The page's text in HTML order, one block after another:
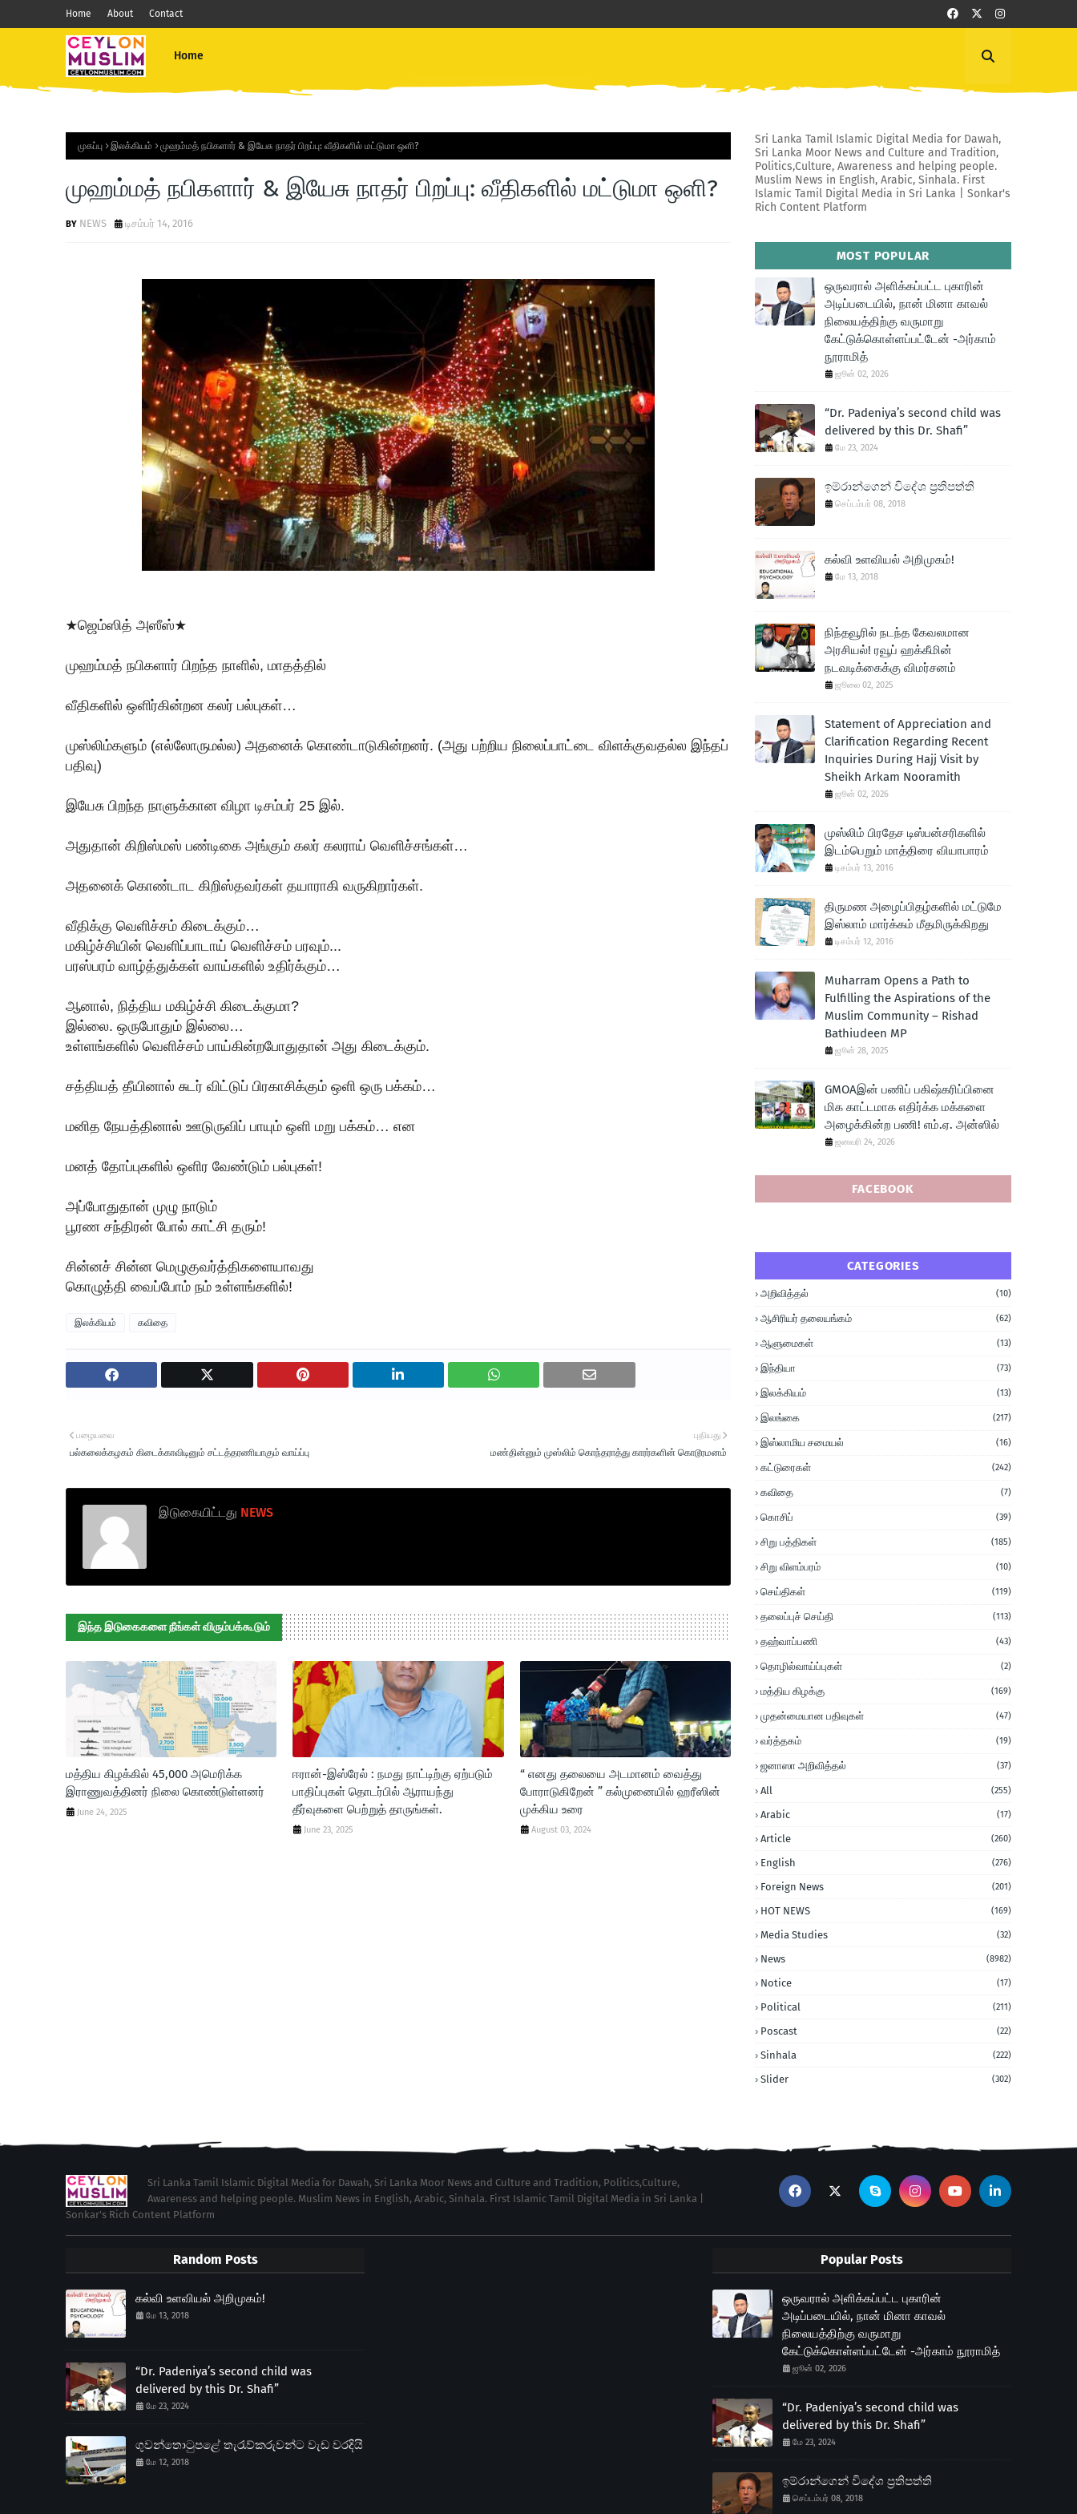
Home About Contact
Home
முகப்பு இலக்கியம் முஹம்மத் நபிகளார் & இயேசு நாதர் பிறப்பு: வீதிகளில் மட்டுமா ஒளி?
முஹம்மத் நபிகளார் & இயேசு நாதர் பிறப்பு: வீதிகளில் மட்டுமா ஒளி?
NEWS டிசம்பர் 14, 2016
★ஜெம்ஸித் அஸீஸ்★
முஹம்மத் நபிகளார் பிறந்த நாளில், மாதத்தில்
வீதிகளில் ஒளிர்கின்றன கலர் பல்புகள்…
முஸ்லிம்களும் (எல்லோருமல்ல) அதனைக் கொண்டாடுகின்றனர். (அது பற்றிய நிலைப்பாட்டை விளக்குவதல்ல இந்தப்
பதிவு)
இயேசு பிறந்த நாளுக்கான விழா டிசம்பர் 25 இல்.
அதுதான் கிறிஸ்மஸ் பண்டிகை அங்கும் கலர் கலராய் வெளிச்சங்கள்…
அதனைக் கொண்டாட கிறிஸ்தவர்கள் தயாராகி வருகிறார்கள்.
வீதிக்கு வெளிச்சம் கிடைக்கும்…
மகிழ்ச்சியின் வெளிப்பாடாய் வெளிச்சம் பரவும்...
பரஸ்பரம் வாழ்த்துக்கள் வாய்களில் உதிர்க்கும்…
ஆனால், நித்திய மகிழ்ச்சி கிடைக்குமா?
இல்லை. ஒருபோதும் இல்லை…
உள்ளங்களில் வெளிச்சம் பாய்கின்றபோதுதான் அது கிடைக்கும்.
சத்தியத் தீயினால் சுடர் விட்டுப் பிரகாசிக்கும் ஒளி ஒரு பக்கம்…
மனித நேயத்தினால் ஊடுருவிப் பாயும் ஒளி மறு பக்கம்… என
மனத் தோப்புகளில் ஒளிர வேண்டும் பல்புகள்!
அப்போதுதான் முழு நாடும்
பூரண சந்திரன் போல் காட்சி தரும்!
சின்னச் சின்ன மெழுகுவர்த்திகளையாவது
கொழுத்தி வைப்போம் நம் உள்ளங்களில்!
இலக்கியம் கவிதை
புதியது
மண்தின்னும் முஸ்லிம் கொந்தராத்து காரர்களின் கொடூரமனம்
பழையவை
பல்கலைக்கழகம் கிடைக்காவிடினும் சட்டத்தரணியாகும் வாய்ப்பு
இடுகையிட்டது NEWS
இந்த இடுகைகளை நீங்கள் விரும்பக்கூடும்
மத்திய கிழக்கில் 45,000 அமெரிக்க
இராணுவத்தினர் நிலை கொண்டுள்ளனர்
June 24, 2025
ஈரான்-இஸ்ரேல் : நமது நாட்டிற்கு ஏற்படும்
பாதிப்புகள் தொடர்பில் ஆராயந்து
தீர்வுகளை பெற்றுத் தாருங்கள்.
June 23, 2025
“ எனது தலையை அடமானம் வைத்து
போராடுகிறேன் ” கல்முனையில் ஹரீஸின்
முக்கிய உரை
August 03, 2024
Sri Lanka Tamil Islamic Digital Media for Dawah,
Sri Lanka Moor News and Culture and Tradition,
Politics,Culture, Awareness and helping people.
Muslim News in English, Arabic, Sinhala. First
Islamic Tamil Digital Media in Sri Lanka | Sonkar's
Rich Content Platform
MOST POPULAR
ஒருவரால் அளிக்கப்பட்ட புகாரின்
அடிப்படையில், நான் மினா காவல்
நிலையத்திற்கு வருமாறு
கேட்டுக்கொள்ளப்பட்டேன் -அர்காம்
நூராமித்
ஜூன் 02, 2026
“Dr. Padeniya’s second child was
delivered by this Dr. Shafi”
மே 23, 2024
ඉම්රාන්ගෙන් විදේශ ප‍්‍රතිපත්ති
செப்டம்பர் 08, 2018
கல்வி உளவியல் அறிமுகம்!
மே 13, 2018
நிந்தவூரில் நடந்த கேவலமான
அரசியல்! ரவூப் ஹக்கீமின்
நடவடிக்கைக்கு விமர்சனம்
ஜூலை 02, 2025
Statement of Appreciation and
Clarification Regarding Recent
Inquiries During Hajj Visit by
Sheikh Arkam Nooramith
ஜூன் 02, 2026
முஸ்லிம் பிரதேச டிஸ்பன்சரிகளில்
இடம்பெறும் மாத்திரை வியாபாரம்
டிசம்பர் 13, 2016
திருமண அழைப்பிதழ்களில் மட்டுமே
இஸ்லாம் மார்க்கம் மீதமிருக்கிறது
டிசம்பர் 12, 2016
Muharram Opens a Path to
Fulfilling the Aspirations of the
Muslim Community – Rishad
Bathiudeen MP
ஜூன் 28, 2025
GMOAஇன் பணிப் பகிஷ்கரிப்பினை
மிக காட்டமாக எதிர்க்க மக்களை
அழைக்கின்ற பணி! எம்.ஏ. அன்ஸில்
ஜனவரி 24, 2026
FACEBOOK
CATEGORIES
அறிவித்தல் (10)
ஆசிரியர் தலையங்கம் (62)
ஆளுமைகள் (13)
இந்தியா (73)
இலக்கியம் (13)
இலங்கை (217)
இஸ்லாமிய சமையல் (16)
கட்டுரைகள் (242)
கவிதை (7)
கொசிப் (39)
சிறு பத்திகள் (185)
சிறு விளம்பரம் (10)
செய்திகள் (119)
தலைப்புச் செய்தி (113)
தஹ்வாப்பணி (43)
தொழில்வாய்ப்புகள் (2)
மத்திய கிழக்கு (169)
முதன்மையான பதிவுகள் (47)
வர்த்தகம் (19)
ஜனாஸா அறிவித்தல் (37)
All (255)
Arabic (17)
Article (260)
English (276)
Foreign News (201)
HOT NEWS (169)
Media Studies (32)
News (8982)
Notice (17)
Political (211)
Poscast (22)
Sinhala (222)
Slider (302)
Sri Lanka Tamil Islamic Digital Media for Dawah, Sri Lanka Moor News and Culture and Tradition, Politics,Culture,
Awareness and helping people. Muslim News in English, Arabic, Sinhala. First Islamic Tamil Digital Media in Sri Lanka |
Sonkar's Rich Content Platform
Random Posts
கல்வி உளவியல் அறிமுகம்!
மே 13, 2018
“Dr. Padeniya’s second child was
delivered by this Dr. Shafi”
மே 23, 2024
ගුවන්තොටුපළේ තැරැව්කරුවන්ට වැඩ වරදියි
மே 12, 2018
Popular Posts
ஒருவரால் அளிக்கப்பட்ட புகாரின்
அடிப்படையில், நான் மினா காவல்
நிலையத்திற்கு வருமாறு
கேட்டுக்கொள்ளப்பட்டேன் -அர்காம் நூராமித்
ஜூன் 02, 2026
“Dr. Padeniya’s second child was
delivered by this Dr. Shafi”
மே 23, 2024
ඉම්රාන්ගෙන් විදේශ ප‍්‍රතිපත්ති
செப்டம்பர் 08, 2018